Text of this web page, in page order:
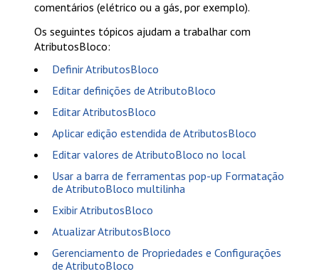
comentários (elétrico ou a gás, por exemplo).
Os seguintes tópicos ajudam a trabalhar com
AtributosBloco:
Definir AtributosBloco
Editar definições de AtributoBloco
Editar AtributosBloco
Aplicar edição estendida de AtributosBloco
Editar valores de AtributoBloco no local
Usar a barra de ferramentas pop-up Formatação
de AtributoBloco multilinha
Exibir AtributosBloco
Atualizar AtributosBloco
Gerenciamento de Propriedades e Configurações
de AtributoBloco